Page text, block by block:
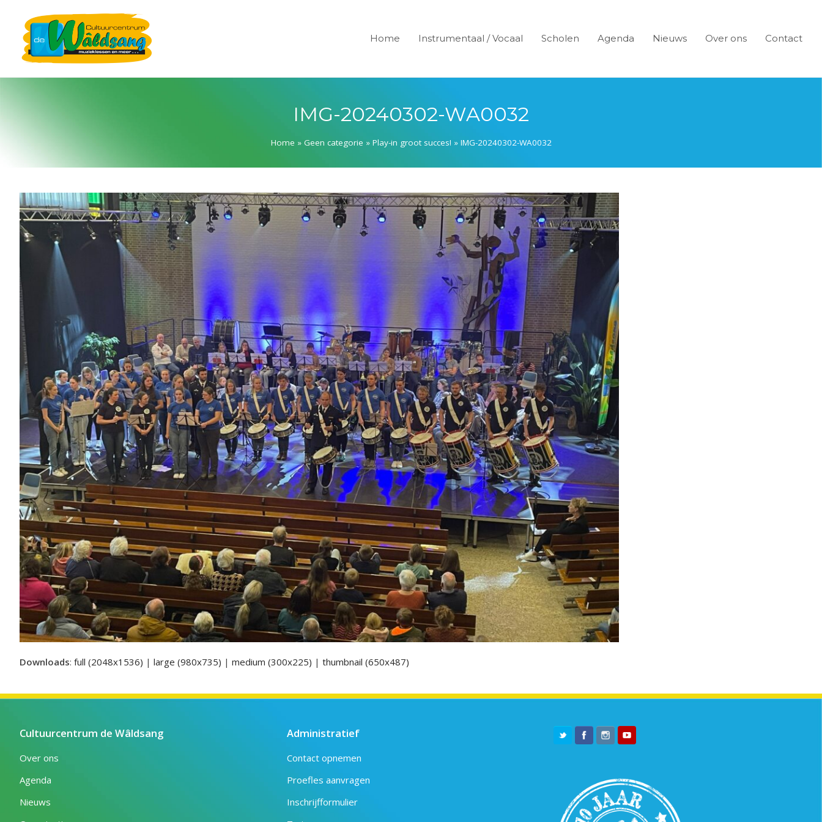
Home Instrumentaal / Vocaal Scholen Agenda Nieuws Over ons Contact
IMG-20240302-WA0032
Home » Geen categorie » Play-in groot succes! » IMG-20240302-WA0032
Downloads: full (2048x1536) | large (980x735) | medium (300x225) | thumbnail (650x487)
Cultuurcentrum de Wâldsang
Over ons
Agenda
Nieuws
Administratief
Contact opnemen
Proefles aanvragen
Inschrijfformulier